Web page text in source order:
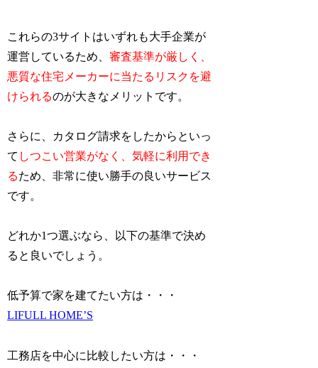
これらの3サイトはいずれも大手企業が
運営しているため、審査基準が厳しく、
悪質な住宅メーカーに当たるリスクを避
けられるのが大きなメリットです。
さらに、カタログ請求をしたからといっ
て しつこい営業がなく、気軽に利用でき
るため、非常に使い勝手の良いサービス
です。
どれか1つ選ぶなら、以下の基準で決め
ると良いでしょう。
低予算で家を建てたい方は・・・
LIFULL HOME’S
工務店を中心に比較したい方は・・・